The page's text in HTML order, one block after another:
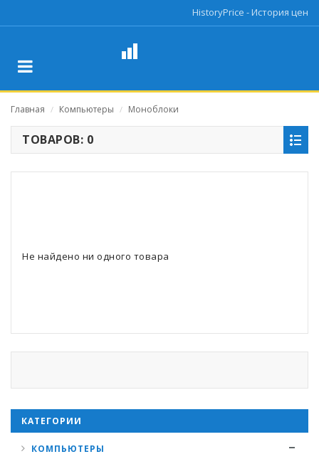
HistoryPrice - История цен
Главная / Компьютеры / Моноблоки
ТОВАРОВ: 0
Не найдено ни одного товара
КАТЕГОРИИ
КОМПЬЮТЕРЫ